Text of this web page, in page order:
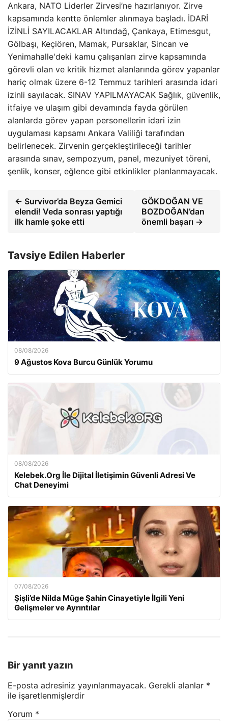
Ankara, NATO Liderler Zirvesi’ne hazırlanıyor. Zirve
kapsamında kentte önlemler alınmaya başladı. İDARİ
İZİNLİ SAYILACAKLAR Altındağ, Çankaya, Etimesgut,
Gölbaşı, Keçiören, Mamak, Pursaklar, Sincan ve
Yenimahalle'deki kamu çalışanları zirve kapsamında
görevli olan ve kritik hizmet alanlarında görev yapanlar
hariç olmak üzere 6-12 Temmuz tarihleri arasında idari
izinli sayılacak. SINAV YAPILMAYACAK Sağlık, güvenlik,
itfaiye ve ulaşım gibi devamında fayda görülen
alanlarda görev yapan personellerin idari izin
uygulaması kapsamı Ankara Valiliği tarafından
belirlenecek. Zirvenin gerçekleştirileceği tarihler
arasında sınav, sempozyum, panel, mezuniyet töreni,
şenlik, konser, eğlence gibi etkinlikler planlanmayacak.
← Survivor’da Beyza Gemici
elendi! Veda sonrası yaptığı
ilk hamle şoke etti
GÖKDOĞAN VE
BOZDOĞAN’dan
önemli başarı →
Tavsiye Edilen Haberler
08/08/2026
9 Ağustos Kova Burcu Günlük Yorumu
08/08/2026
Kelebek.Org İle Dijital İletişimin Güvenli Adresi Ve
Chat Deneyimi
07/08/2026
Şişli’de Nilda Müge Şahin Cinayetiyle İlgili Yeni
Gelişmeler ve Ayrıntılar
Bir yanıt yazın
E-posta adresiniz yayınlanmayacak. Gerekli alanlar *
ile işaretlenmişlerdir
Yorum *